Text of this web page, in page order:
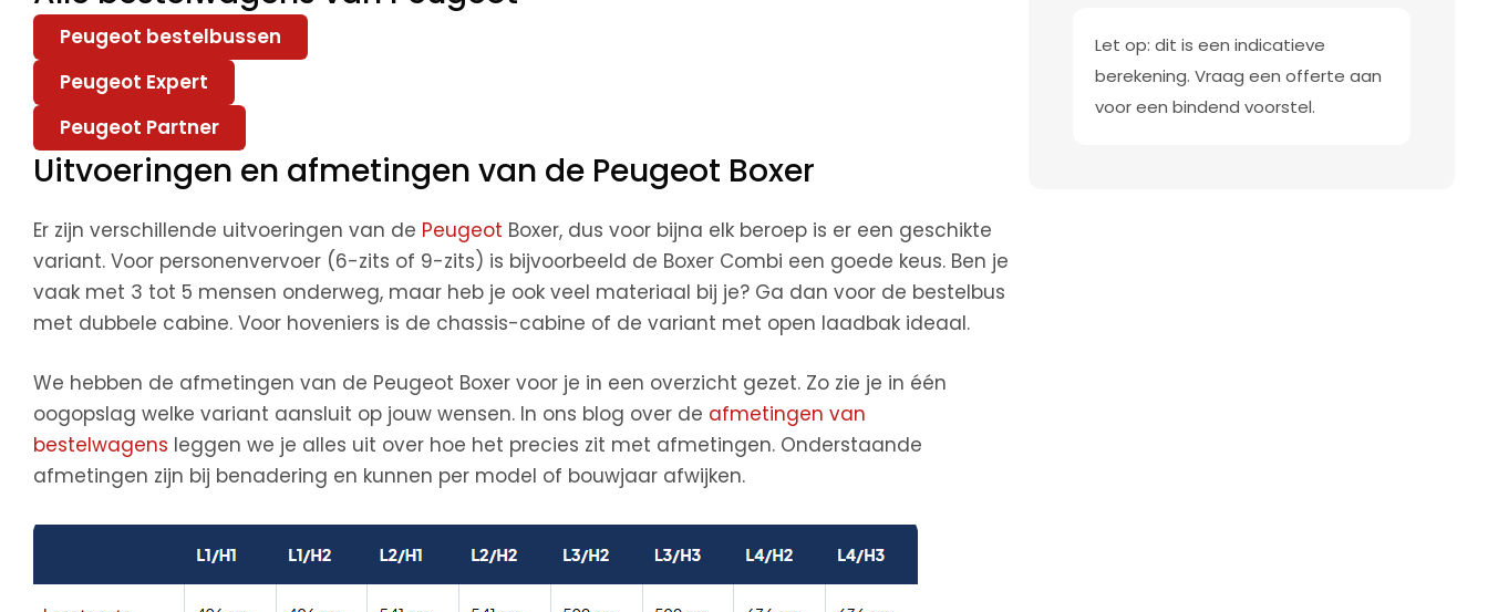
Peugeot bestelbussen
Peugeot Expert
Peugeot Partner
Uitvoeringen en afmetingen van de Peugeot Boxer
Er zijn verschillende uitvoeringen van de Peugeot Boxer, dus voor bijna elk beroep is er een geschikte
variant. Voor personenvervoer (6-zits of 9-zits) is bijvoorbeeld de Boxer Combi een goede keus. Ben je
vaak met 3 tot 5 mensen onderweg, maar heb je ook veel materiaal bij je? Ga dan voor de bestelbus
met dubbele cabine. Voor hoveniers is de chassis-cabine of de variant met open laadbak ideaal.
We hebben de afmetingen van de Peugeot Boxer voor je in een overzicht gezet. Zo zie je in één
oogopslag welke variant aansluit op jouw wensen. In ons blog over de afmetingen van
bestelwagens leggen we je alles uit over hoe het precies zit met afmetingen. Onderstaande
afmetingen zijn bij benadering en kunnen per model of bouwjaar afwijken.
Let op: dit is een indicatieve
berekening. Vraag een offerte aan
voor een bindend voorstel.